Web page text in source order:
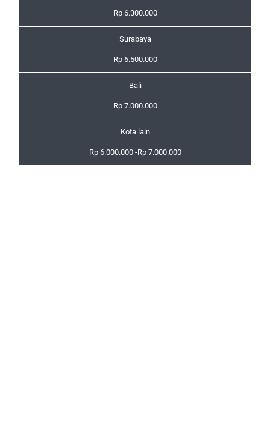
Rp 6.300.000
Surabaya
Rp 6.500.000
Bali
Rp 7.000.000
Kota lain
Rp 6.000.000 -Rp 7.000.000